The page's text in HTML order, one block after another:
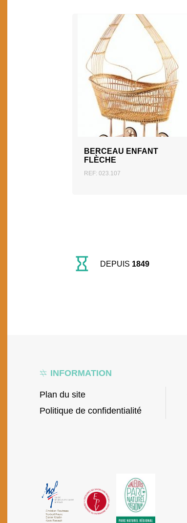
BERCEAU ENFANT
FLÈCHE
REF: 023.107
AJOUTER AU DEVIS
DEPUIS 1849
INFORMATION
Plan du site
Politique de confidentialité